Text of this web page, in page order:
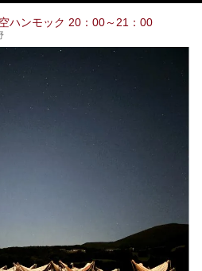
ハンモック 20：00～21：00